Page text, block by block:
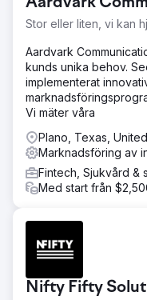
närvaro var otillräcklig
bransch.
Lösning
Vi implementerade en
förbättrade deras
bakåtlänkar och
webbsidor,
URL-strukturer var
deras PPC-kampanjer
Resultat
Våra ansträngningar
Google för de
taget 0 USD till över
Stor eller liten, vi kan
Aardvark
kunds unika behov.
implementerat
Vi mäter våra
Plano, Texas,
Marknadsföring av
Fintech, Sjukvård &
Med start från
Nifty Fifty